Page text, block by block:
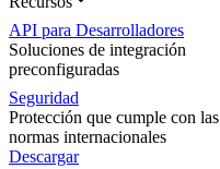
API para Desarrolladores
Soluciones de integración
preconfiguradas
Seguridad
Protección que cumple con las
normas internacionales
Descargar